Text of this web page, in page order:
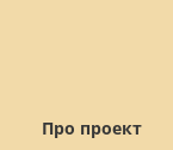
Про проект